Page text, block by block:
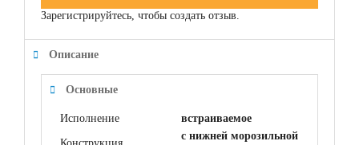
Зарегистрируйтесь, чтобы создать отзыв.
Описание
Основные
Исполнение встраиваемое
с нижней морозильной